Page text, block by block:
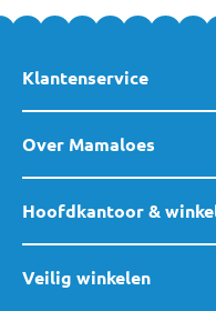
Klantenservice
Over Mamaloes
Hoofdkantoor &
Veilig winkelen